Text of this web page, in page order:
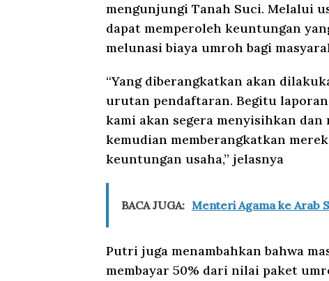
mengunjungi Tanah Suci. Melalui
dapat memperoleh keuntungan
melunasi biaya umroh bagi
“Yang diberangkatkan akan
urutan pendaftaran. Begitu
kami akan segera menyisihkan
kemudian memberangkatkan
keuntungan usaha,” jelasnya
BACA JUGA: Menteri Agama ke Arab
Putri juga menambahkan bahwa
membayar 50% dari nilai paket